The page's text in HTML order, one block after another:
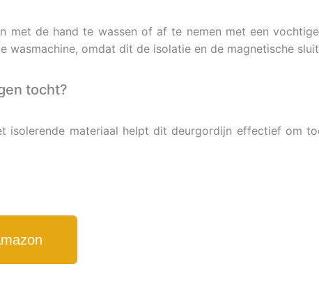
met de hand te wassen of af te nemen met een
wasmachine, omdat dit de isolatie en de magnetische
tocht?
isolerende materiaal helpt dit deurgordijn effectief om